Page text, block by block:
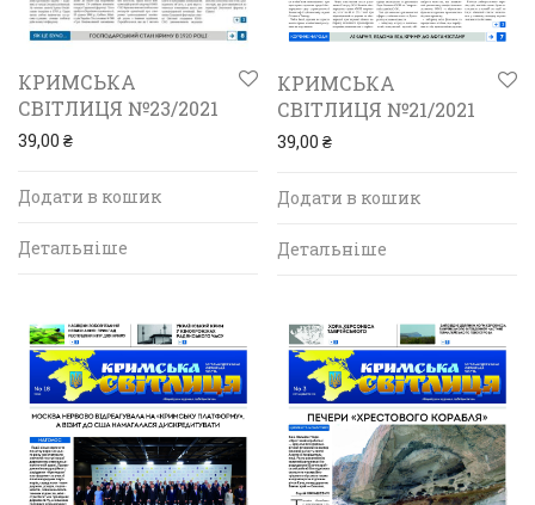
КРИМСЬКА
СВІТЛИЦЯ №23/2021
39,00 ₴
Додати в кошик
Детальніше
КРИМСЬКА
СВІТЛИЦЯ №21/2021
39,00 ₴
Додати в кошик
Детальніше